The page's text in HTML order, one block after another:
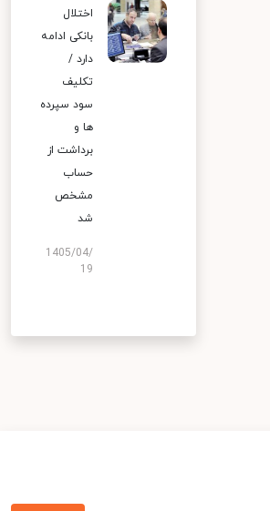
اختلال
بانکی ادامه
دارد /
تکلیف
سود سپرده
ها و
برداشت از
حساب
مشخص
شد
1405/04/
19